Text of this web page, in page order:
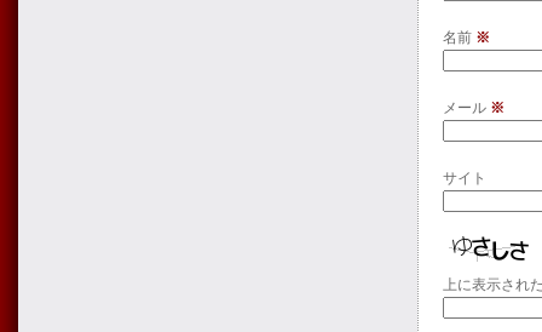
名前 ※
メール ※
サイト
上に表示され